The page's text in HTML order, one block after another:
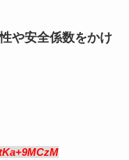
や安全係数をかけ